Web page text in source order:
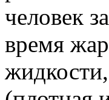
человек
время